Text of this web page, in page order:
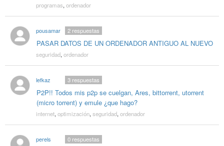
programas, ordenador
pousamar
PASAR DATOS DE UN ORDENADOR ANTIGUO AL NUEVO
2respuestas
seguridad, ordenador
lefkaz
P2P!! Todos mis p2p se cuelgan, Ares, bittorrent, utorrent
(micro torrent) y emule ¿que hago?
3respuestas
internet, optimización, seguridad, ordenador
perels 0respuestas